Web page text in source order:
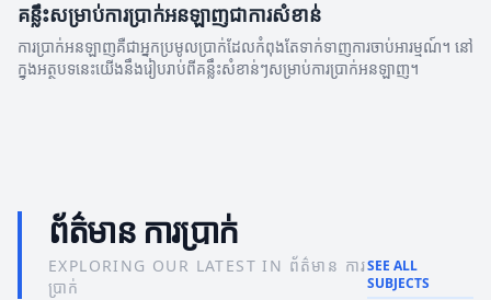
គន្លឹះសម្រាប់ការប្រាក់អនឡាញជាការសំខាន់
ការប្រាក់អនឡាញគឺជាអ្នកប្រមូលប្រាក់ដែលកំពុងតែទាក់ទាញការចាប់អារម្មណ៍។ នៅ
ក្នុងអត្ថបទនេះយើងនឹងរៀបរាប់ពីគន្លឹះសំខាន់ៗសម្រាប់ការប្រាក់អនឡាញ។
ព័ត៌មាន ការប្រាក់
EXPLORING OUR LATEST IN ព័ត៌មាន ការ
ប្រាក់
SEE ALL
SUBJECTS